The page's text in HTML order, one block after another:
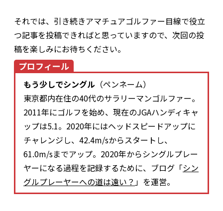
それでは、引き続きアマチュアゴルファー目線で役立
つ記事を投稿できればと思っていますので、次回の投
稿を楽しみにお待ちください。
プロフィール
もう少しでシングル （ペンネーム）
東京都内在住の40代のサラリーマンゴルファー。
2011年にゴルフを始め、現在のJGAハンディキャ
ップは5.1。2020年にはヘッドスピードアップに
チャレンジし、42.4m/sからスタートし、
61.0m/sまでアップ。2020年からシングルプレー
ヤーになる過程を記録するために、ブログ「シン
グルプレーヤーへの道は遠い？ 」を運営。